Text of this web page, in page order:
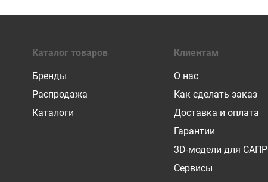
Каталог товаров
Бренды
Распродажа
Каталоги
Клиентам
О нас
Как сделать заказ
Доставка и оплата
Гарантии
3D-модели для САПР
Сервисы